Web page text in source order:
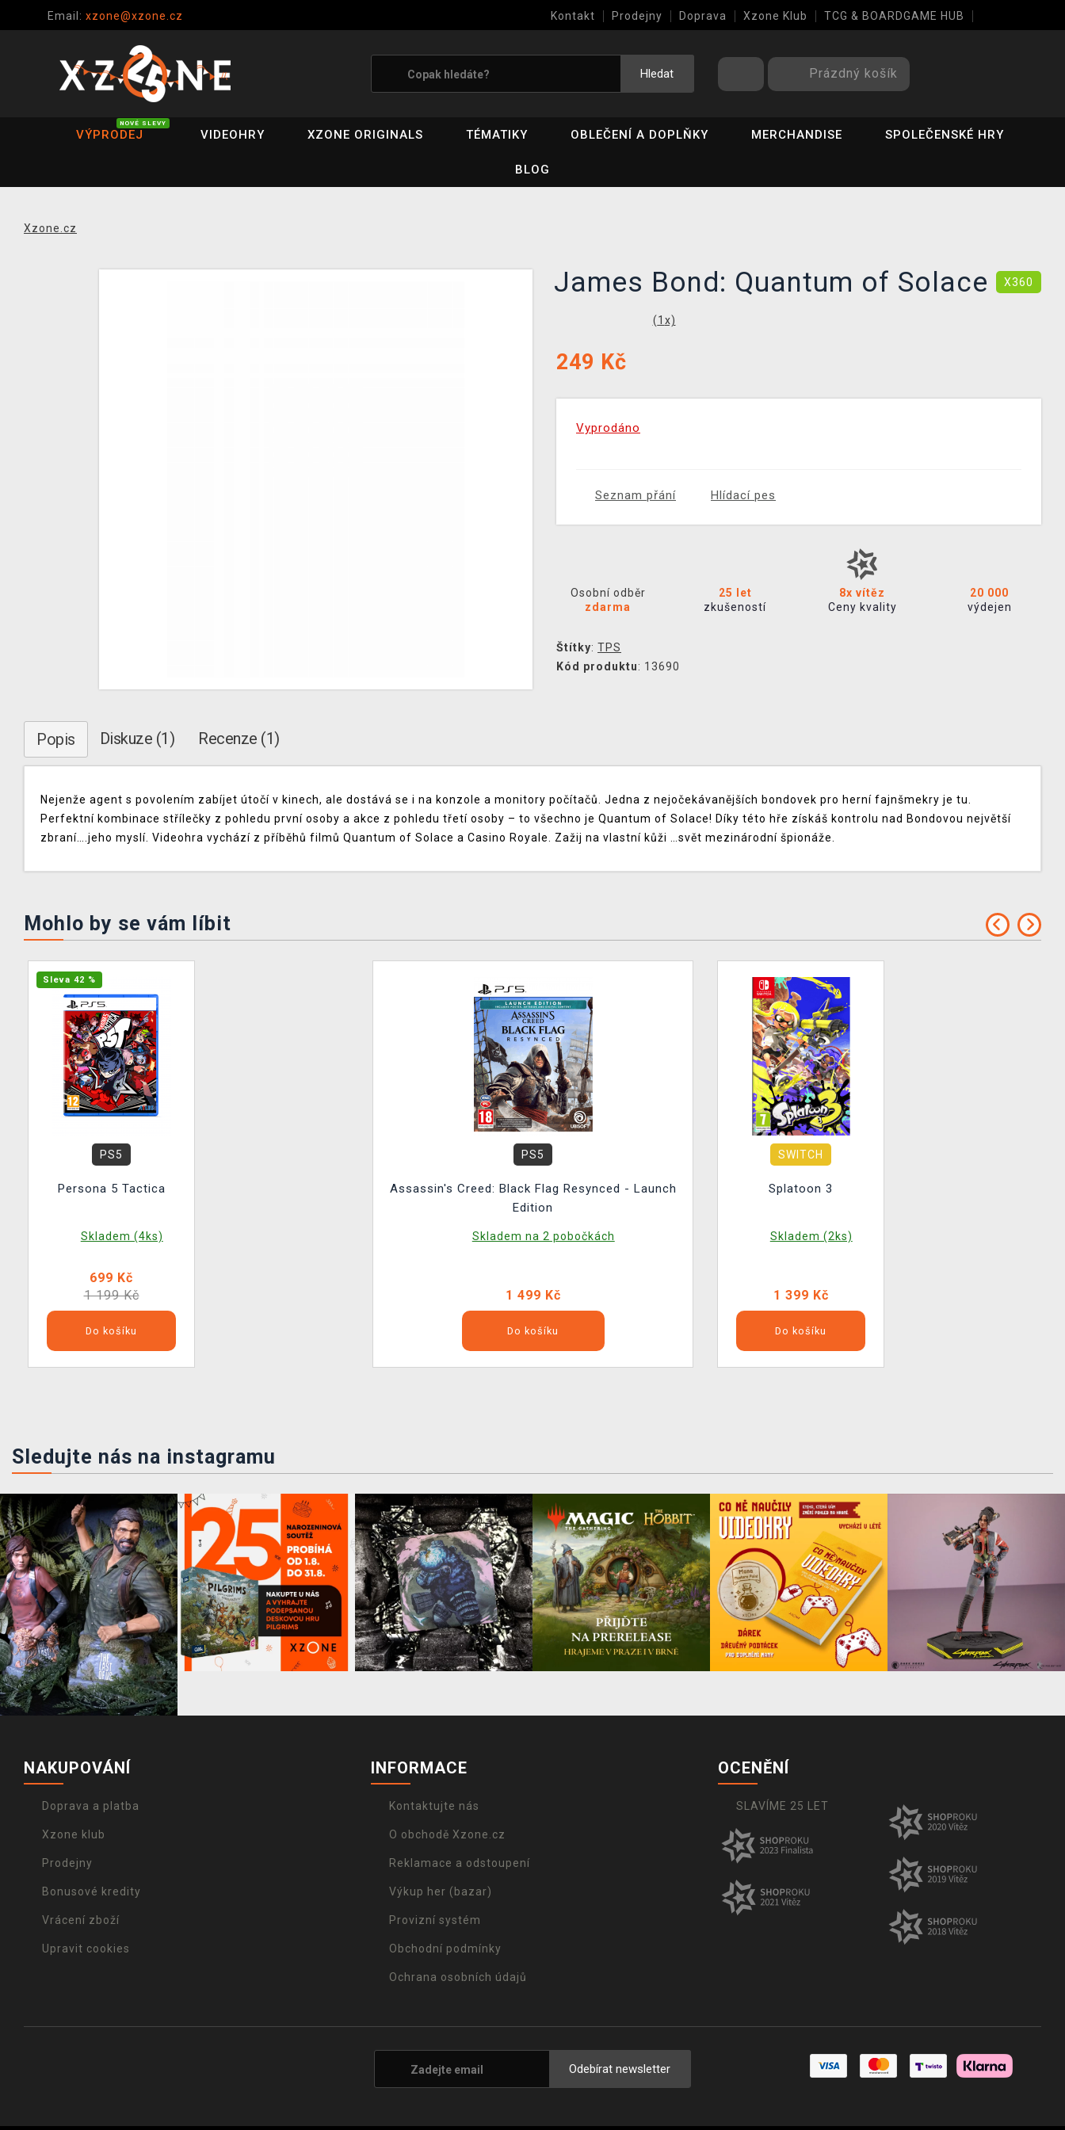
Email: xzone@xzone.cz Kontakt Prodejny Doprava Xzone Klub TCG & BOARDGAME HUB
Hledat Prázdný košík
VÝPRODEJ
NOVÉ SLEVY
VIDEOHRY XZONE ORIGINALS TÉMATIKY OBLEČENÍ A DOPLŇKY MERCHANDISE SPOLEČENSKÉ HRY
BLOG
Xzone.cz
James Bond: Quantum of Solace X360
(1 x)
249 Kč
Vyprodáno
Seznam přání Hlídací pes
Osobní odběr
zdarma
25 let
zkušeností
8x vítěz
Ceny kvality
20 000
výdejen
Štítky: TPS
Kód produktu: 13690
Popis Diskuze (1) Recenze (1)
Nejenže agent s povolením zabíjet útočí v kinech, ale dostává se i na konzole a monitory počítačů. Jedna z nejočekávanějších bondovek pro herní fajnšmekry je tu.
Perfektní kombinace střílečky z pohledu první osoby a akce z pohledu třetí osoby – to všechno je Quantum of Solace! Díky této hře získáš kontrolu nad Bondovou největší
zbraní….jeho myslí. Videohra vychází z příběhů filmů Quantum of Solace a Casino Royale. Zažij na vlastní kůži …svět mezinárodní špionáže.
Mohlo by se vám líbit
Sleva 42 %
PS5
Persona 5 Tactica
Skladem (4ks)
699 Kč
1 199 Kč
Do košíku
PS5
Assassin's Creed: Black Flag Resynced - Launch
Edition
Skladem na 2 pobočkách
1 499 Kč
Do košíku
SWITCH
Splatoon 3
Skladem (2ks)
1 399 Kč
Do košíku
Sledujte nás na instagramu
NAKUPOVÁNÍ
Doprava a platba
Xzone klub
Prodejny
Bonusové kredity
Vrácení zboží
Upravit cookies
INFORMACE
Kontaktujte nás
O obchodě Xzone.cz
Reklamace a odstoupení
Výkup her (bazar)
Provizní systém
Obchodní podmínky
Ochrana osobních údajů
OCENĚNÍ
SLAVÍME 25 LET
Odebírat newsletter